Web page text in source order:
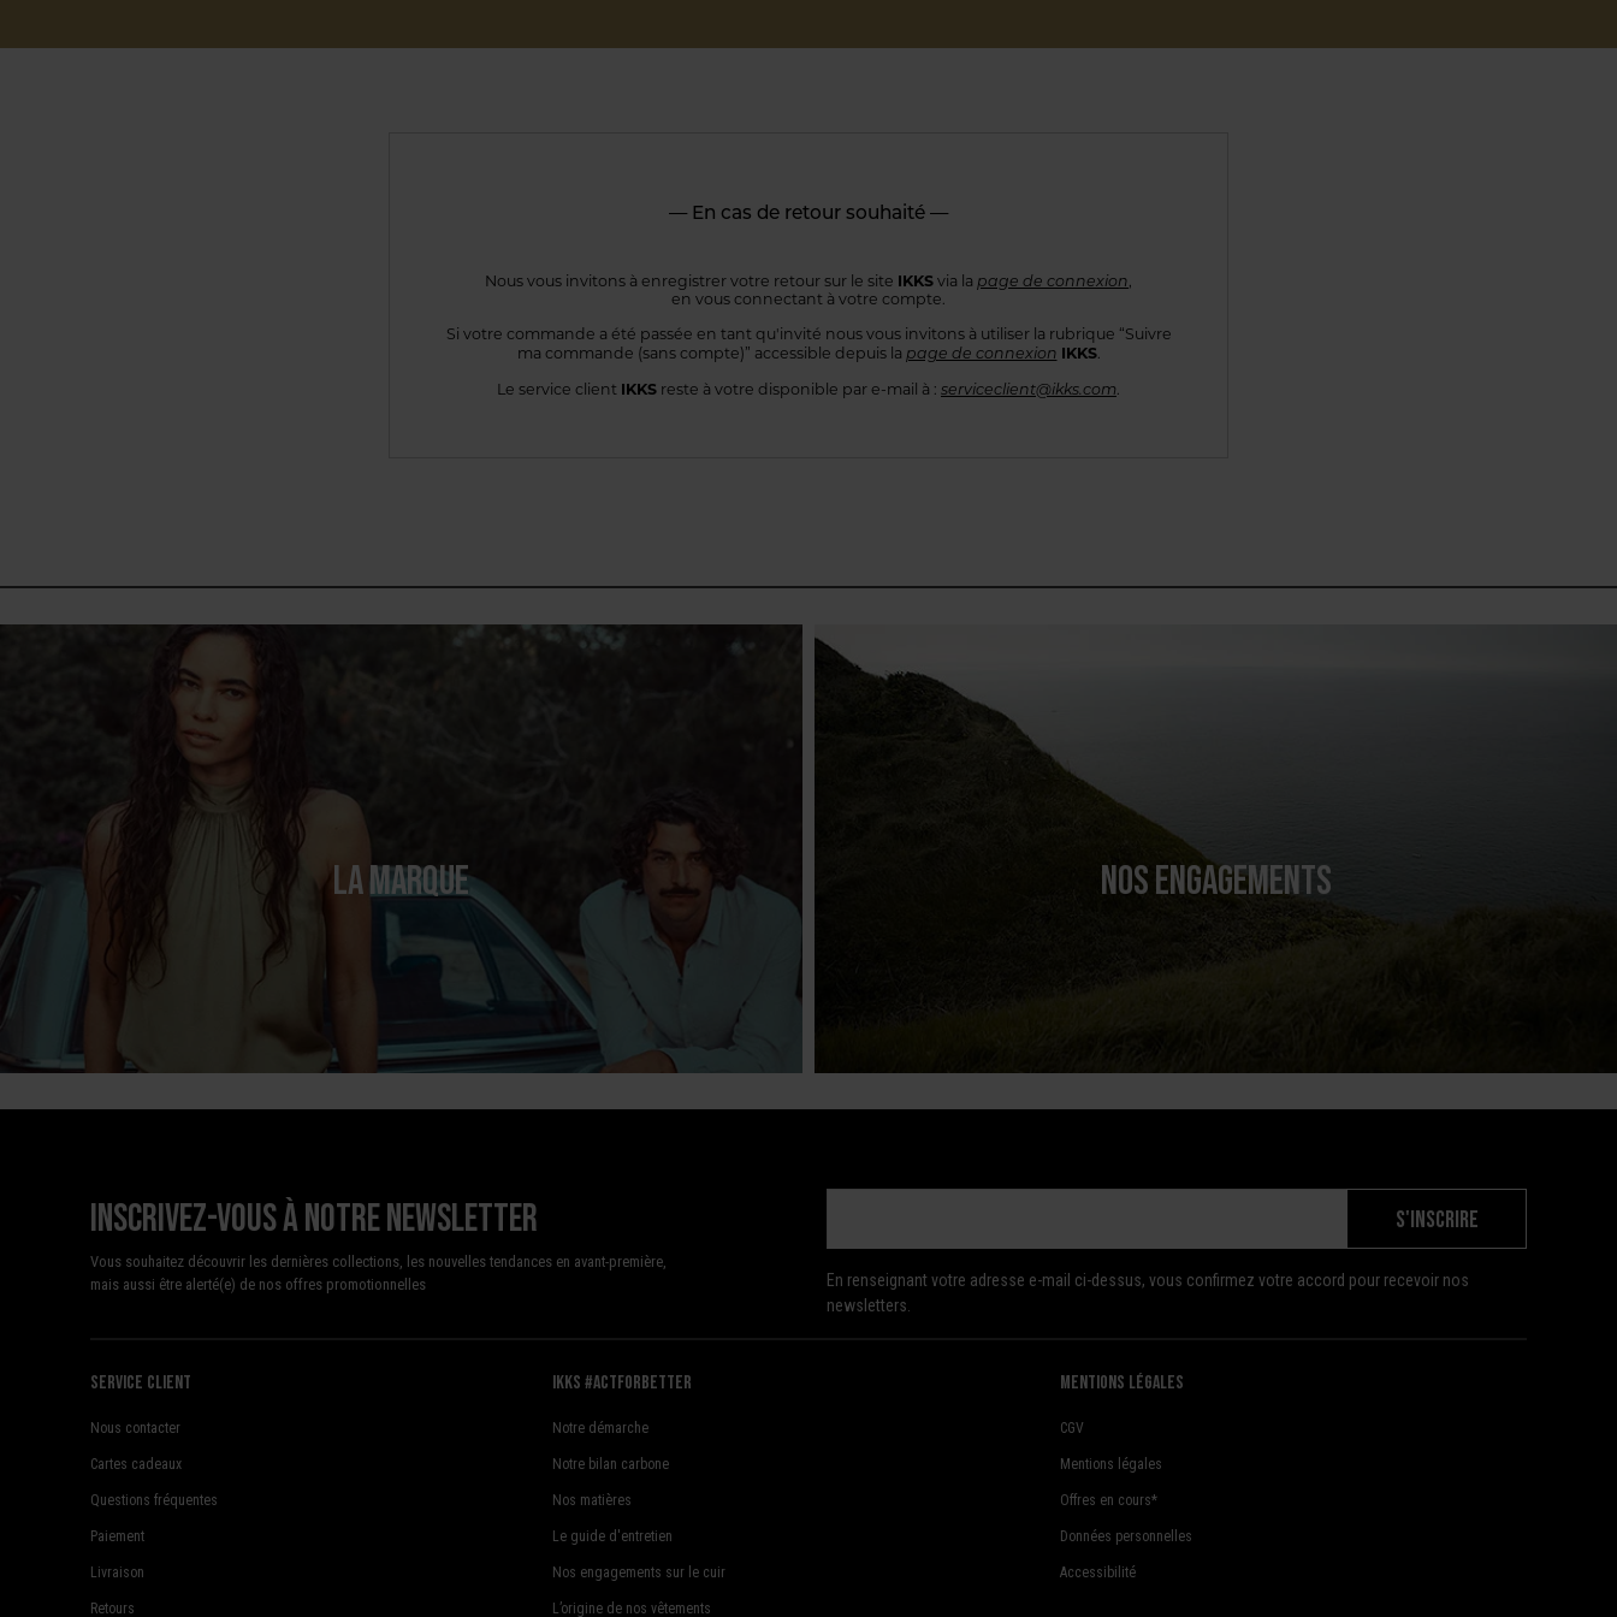
— En cas de retour souhaité —
Nous vous invitons à enregistrer votre retour sur le site IKKSvia la page de connexion
en vous connectant à votre compte.
Si votre commande a été passée en tant qu'invité nous vous invitons à utiliserla rubrique “Suivre
ma commande (sans compte)” accessible depuis la page de connexion IKKS.
Le service client IKKS reste à votre disponible par e-mail à : serviceclient@ikks.com
LA MARQUE NOS ENGAGEMENTS
Inscrivez-vous à notre newsletter
Vous souhaitez découvrir les dernières collections, les nouvelles tendances en avant-première,
mais aussi être alerté(e) de nos offres promotionnelles
S'INSCRIRE
En renseignant votre adresse e-mail ci-dessus, vous confirmez votre accord pour recevoir nos
newsletters.
Service client
Nous contacter
Cartes cadeaux
Questions fréquentes
Paiement
Livraison
Retours
Ikks #actforbetter
Notre démarche
Notre bilan carbone
Nos matières
Le guide d'entretien
Nos engagements sur le cuir
L’origine de nos vêtements
mentions légales
CGV
Mentions légales
Offres en cours*
Données personnelles
Accessibilité